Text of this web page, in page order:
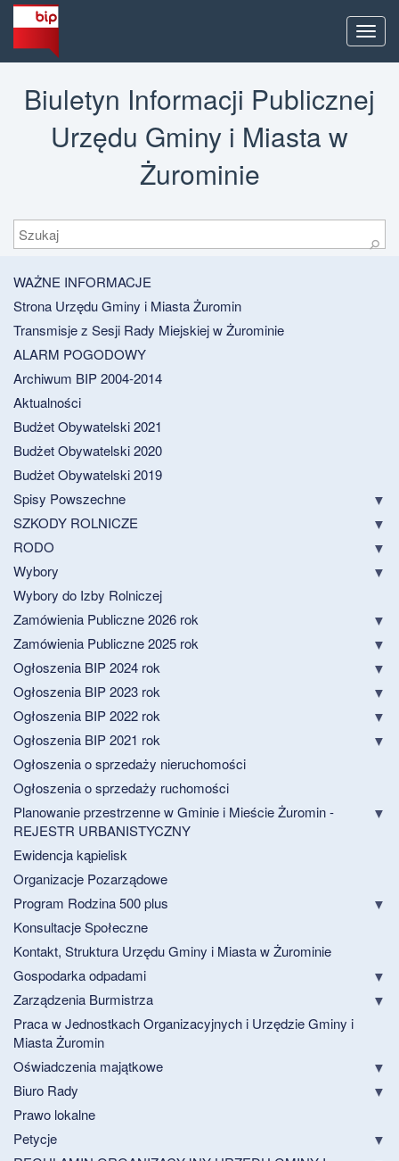
Menu
Biuletyn Informacji Publicznej
Urzędu Gminy i Miasta w
Żurominie
Szukaj
⚲
WAŻNE INFORMACJE
Strona Urzędu Gminy i Miasta Żuromin
Transmisje z Sesji Rady Miejskiej w Żurominie
ALARM POGODOWY
Archiwum BIP 2004-2014
Aktualności
Budżet Obywatelski 2021
Budżet Obywatelski 2020
Budżet Obywatelski 2019
Spisy Powszechne
SZKODY ROLNICZE
RODO
Wybory
Wybory do Izby Rolniczej
Zamówienia Publiczne 2026 rok
Zamówienia Publiczne 2025 rok
Ogłoszenia BIP 2024 rok
Ogłoszenia BIP 2023 rok
Ogłoszenia BIP 2022 rok
Ogłoszenia BIP 2021 rok
Ogłoszenia o sprzedaży nieruchomości
Ogłoszenia o sprzedaży ruchomości
Planowanie przestrzenne w Gminie i Mieście Żuromin -
REJESTR URBANISTYCZNY
Ewidencja kąpielisk
Organizacje Pozarządowe
Program Rodzina 500 plus
Konsultacje Społeczne
Kontakt, Struktura Urzędu Gminy i Miasta w Żurominie
Gospodarka odpadami
Zarządzenia Burmistrza
Praca w Jednostkach Organizacyjnych i Urzędzie Gminy i
Miasta Żuromin
Oświadczenia majątkowe
Biuro Rady
Prawo lokalne
Petycje